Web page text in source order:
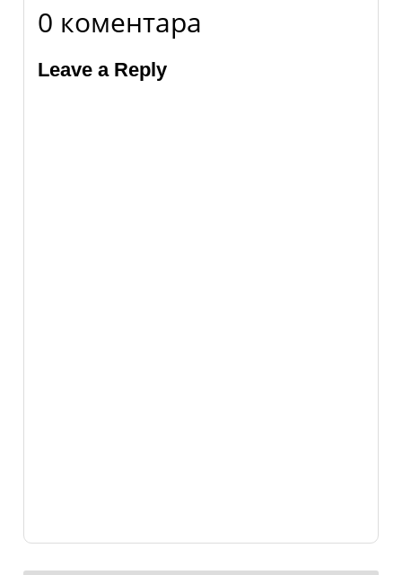
0 коментара
Leave a Reply